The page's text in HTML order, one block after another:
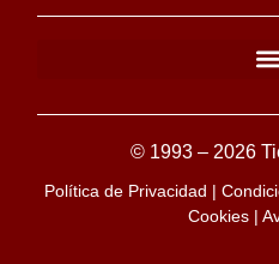
© 1993 – 2026
Política de Privacidad |
Cookies|